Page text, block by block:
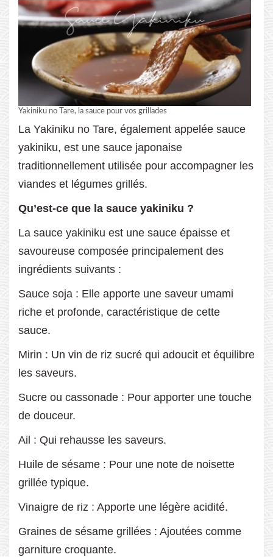
Yakiniku no Tare, la sauce pour vos grillades
La Yakiniku no Tare, également appelée sauce
yakiniku, est une sauce japonaise
traditionnellement utilisée pour accompagner les
viandes et légumes grillés.
Qu’est-ce que la sauce yakiniku ?
La sauce yakiniku est une sauce épaisse et
savoureuse composée principalement des
ingrédients suivants :
Sauce soja : Elle apporte une saveur umami
riche et profonde, caractéristique de cette
sauce.
Mirin : Un vin de riz sucré qui adoucit et équilibre
les saveurs.
Sucre ou cassonade : Pour apporter une touche
de douceur.
Ail : Qui rehausse les saveurs.
Huile de sésame : Pour une note de noisette
grillée typique.
Vinaigre de riz : Apporte une légère acidité.
Graines de sésame grillées : Ajoutées comme
garniture croquante.